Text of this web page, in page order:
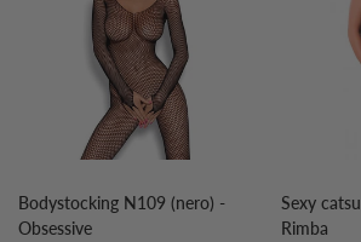
desideri
confronto
Bodystocking N109 (nero) -
Obsessive
desideri
Sexy
Rimba